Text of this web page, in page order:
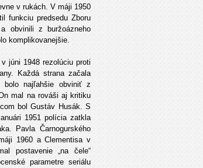
v rukách. V máji 1950
funkciu predsedu Zboru
obvinili z buržoázneho
komplikovanejšie.
júni 1948 rezolúciu proti
Každá strana začala
bolo najľahšie obviniť z
mal na rováši aj kritiku
bol Gustáv Husák. S
1951 polícia zatkla
Pavla Čarnogurského
1960 a Clementisa v
postavenie „na čele“
parametre seriálu